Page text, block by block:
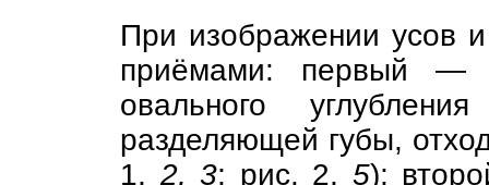
При изображении усов
приёмами: первый —
овального
разделяющей губы,
1, 2, 3; рис. 2, 5);